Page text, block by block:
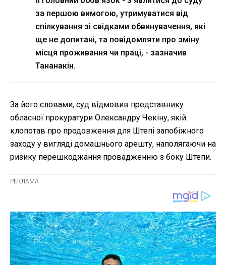
за першою вимогою, утримуватися від
спілкування зі свідками обвинувачення, які
ще не допитані, та повідомляти про зміну
місця проживання чи праці, - зазначив
Тананакін.
За його словами, суд відмовив представнику
обласної прокуратури Олександру Чекіну, якій
клопотав про продовження для Штепі запобіжного
заходу у вигляді домашнього арешту, наполягаючи на
ризику перешкоджання провадженню з боку Штепи.